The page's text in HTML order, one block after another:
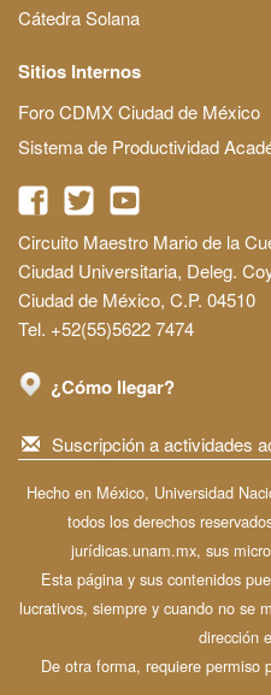
Cátedra Solana
Sitios Internos
Foro CDMX Ciudad de México
Sistema de Productividad
Circuito Maestro Mario de la
Ciudad Universitaria, Deleg.
Ciudad de México, C.P. 04510
Tel. +52(55)5622 7474
¿Cómo llegar?
Suscripción a actividades
Hecho en México, Universidad
todos los derechos
jurídicas.unam.mx, sus
Esta página y sus contenidos
lucrativos, siempre y cuando no se
dirección
De otra forma, requiere permiso